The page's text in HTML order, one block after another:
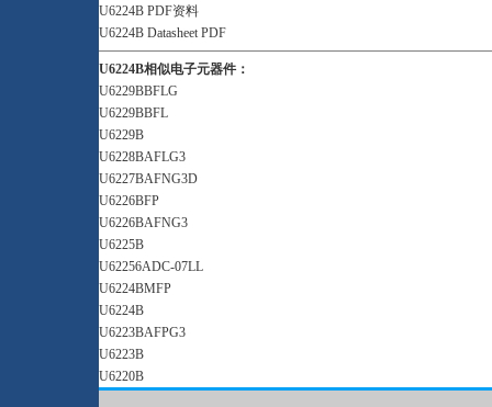
U6224B PDF资料
U6224B Datasheet PDF
U6224B相似电子元器件：
U6229BBFLG
U6229BBFL
U6229B
U6228BAFLG3
U6227BAFNG3D
U6226BFP
U6226BAFNG3
U6225B
U62256ADC-07LL
U6224BMFP
U6224B
U6223BAFPG3
U6223B
U6220B